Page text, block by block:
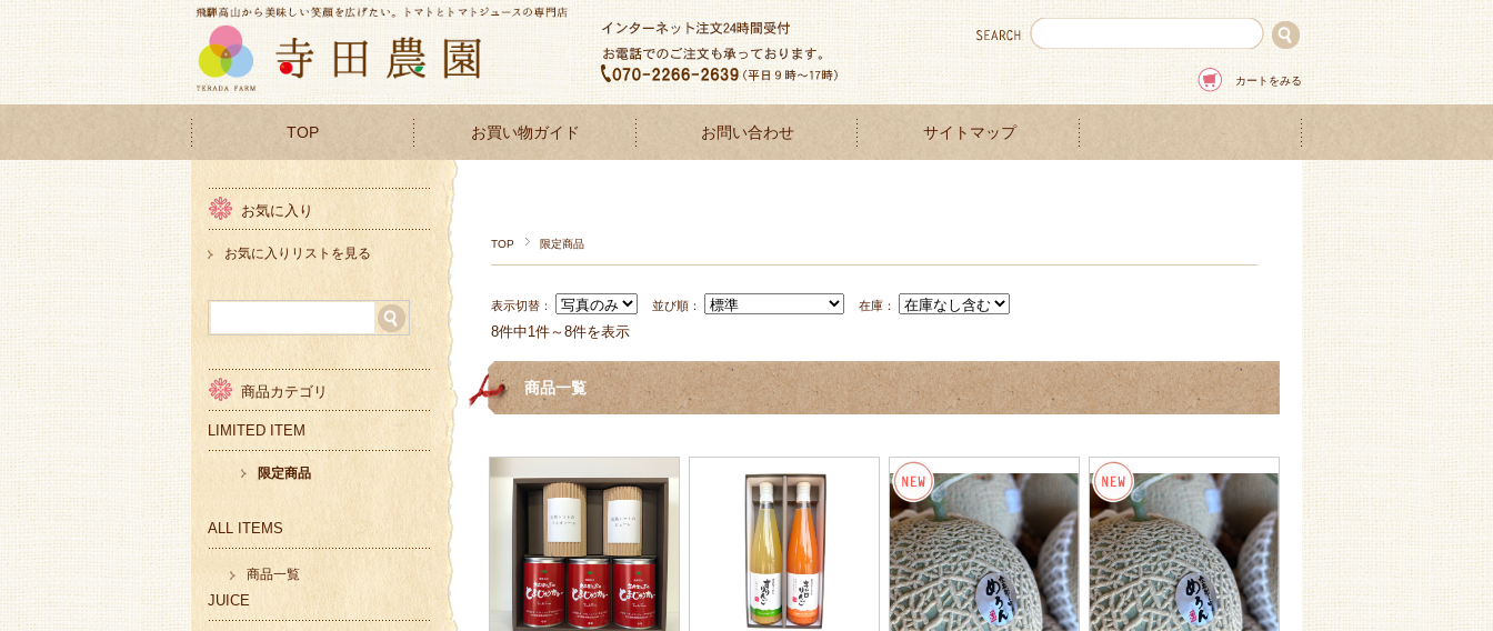
カートをみる
TOP お買い物ガイド お問い合わせ サイトマップ
TOP 限定商品
表示切替： 並び順： 在庫：
8件中1件～8件を表示
商品一覧
お気に入り
お気に入りリストを見る
商品カテゴリ
LIMITED ITEM
限定商品
ALL ITEMS
商品一覧
JUICE